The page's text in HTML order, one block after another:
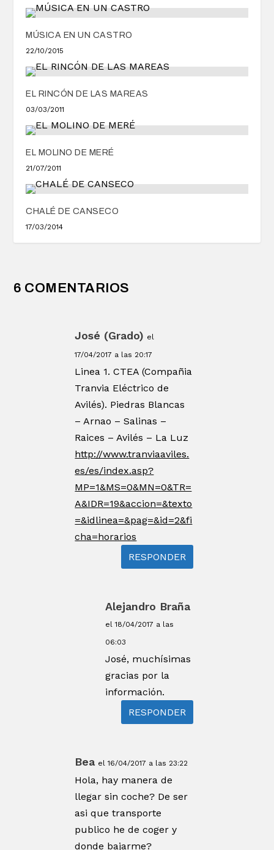
MÚSICA EN UN CASTRO
22/10/2015
EL RINCÓN DE LAS MAREAS
03/03/2011
EL MOLINO DE MERÉ
21/07/2011
CHALÉ DE CANSECO
17/03/2014
6 COMENTARIOS
José (Grado) el
17/04/2017 a las 20:17
Linea 1. CTEA (Compañia
Tranvia Eléctrico de
Avilés). Piedras Blancas
– Arnao – Salinas –
Raices – Avilés – La Luz
http://www.tranviaaviles.
es/es/index.asp?
MP=1&MS=0&MN=0&TR=
A&IDR=19&accion=&texto
=&idlinea=&pag=&id=2&fi
cha=horarios
RESPONDER
Alejandro Braña
el 18/04/2017 a las
06:03
José, muchísimas
gracias por la
información.
RESPONDER
Bea el 16/04/2017 a las 23:22
Hola, hay manera de
llegar sin coche? De ser
asi que transporte
publico he de coger y
donde bajarme?